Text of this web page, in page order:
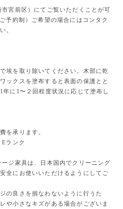
宮前区）にてご覧いただくことが可
予約制）ご希望の場合にはコンタク
。
埃を取り除いてください。木部に乾
ックスを塗布すると表面の保護とと
年に1〜２回程度状況に応じて塗布し
を承ります。
ランク
ジ家具は、日本国内でクリーニング
全にお使いいただけるようにしてご
の良さを損なわないように行うた
や小さなキズがある場合がございま